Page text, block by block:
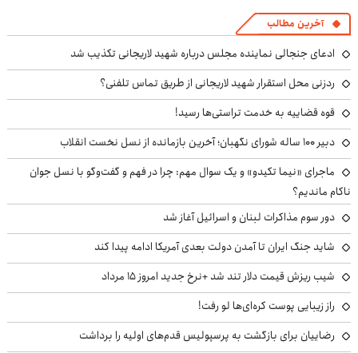
آخرین مطالب
ادعای جنجالی نماینده مجلس درباره شهید لاریجانی تکذیب شد
ردزنی محل استقرار شهید لاریجانی از طریق تماس تلفنی؟
قوه قضاییه به خدمت تراستی‌ها رسید!
دبیر ۱۰۰ ساله شورای نگهبان؛ آخرین بازمانده از نسل نخست انقلاب
ماجرای «نیما تکیدو» و یک سوال مهم: چرا در فهم و گفت‌وگو با نسل جوان
ناکام ماندیم؟
دور سوم مذاکرات لبنان و اسرائیل آغاز شد
شاید جنگ ایران تا آمدن دولت بعدی آمریکا ادامه پیدا کند
شیب ریزش قیمت دلار تند شد +نرخ جدید امروز ۱۵ مرداد
راز زیبایی پوست کره‌ای‌ها لو رفت!
رضاییان برای بازگشت به پرسپولیس قدم‌های اولیه را برداشت